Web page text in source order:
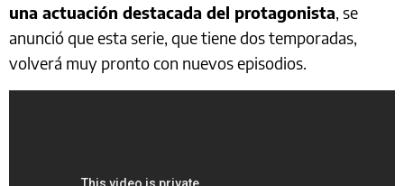
una actuación destacada del protagonista, se
anunció que esta serie, que tiene dos temporadas,
volverá muy pronto con nuevos episodios.